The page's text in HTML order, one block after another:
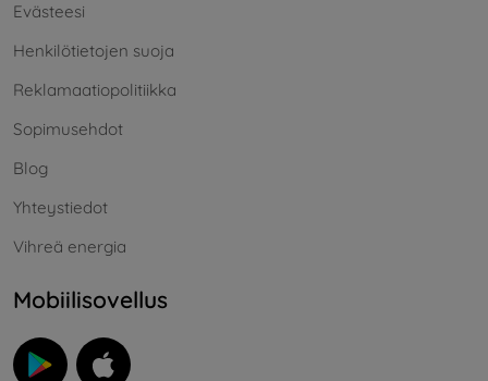
Evästeesi
Henkilötietojen suoja
Reklamaatiopolitiikka
Sopimusehdot
Blog
Yhteystiedot
Vihreä energia
Mobiilisovellus